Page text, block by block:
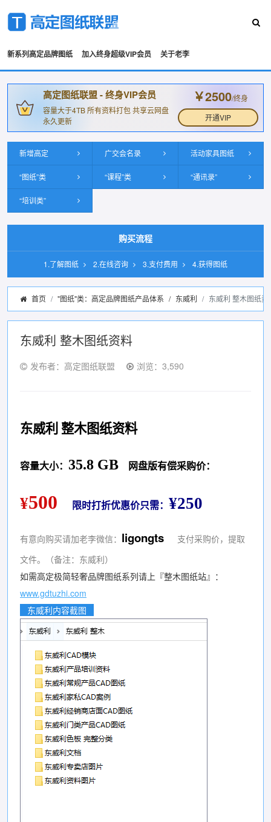
新系列高定品牌图纸 加入终身超级VIP会员 关于老李
高定图纸联盟 - 终身VIP会员
容量大于4TB 所有资料打包 共享云网盘
永久更新
￥2500/终身
开通VIP
新增高定 广交会名录 活动家具图纸
“图纸”类 “课程”类 “通讯录”
“培训类”
购买流程
1.了解图纸 2.在线咨询 3.支付费用 4.获得图纸
首页 "图纸"类：高定品牌图纸产品体系 / 东威利 东威利 整木图纸资
东威利 整木图纸资料
发布者：高定图纸联盟 浏览：3,590
东威利 整木图纸资料
容量大小： 35.8 GB 网盘版有偿采购价：
¥500 限时打折优惠价只需： ¥250
有意向购买请加老李微信： ligongts
支付采购价，提取
文件。（备注：东威利）
如需高定极简轻奢品牌图纸系列请上『整木图纸站』：
www.gdtuzhi.com
东威利内容截图